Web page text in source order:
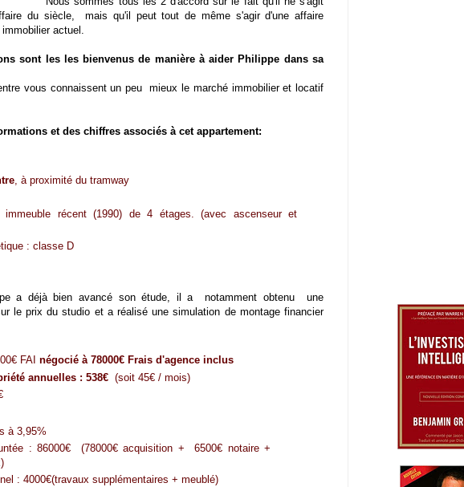
du siècle, mais qu'il peut tout de même s'agir d'une affaire
actuel.
sont les les bienvenus de manière à aider Philippe dans sa
vous connaissent un peu mieux le marché immobilier et locatif
et des chiffres associés à cet appartement:
, à proximité du tramway
récent (1990) de 4 étages. (avec ascenseur et
: classe D
a déjà bien avancé son étude, il a notamment obtenu une
le prix du studio et a réalisé une simulation de montage financier
FAI négocié à 78000€ Frais d'agence inclus
annuelles : 538€ (soit 45€ / mois)
à 3,95%
: 86000€ (78000€ acquisition + 6500€ notaire +
: 4000€(travaux supplémentaires + meublé)